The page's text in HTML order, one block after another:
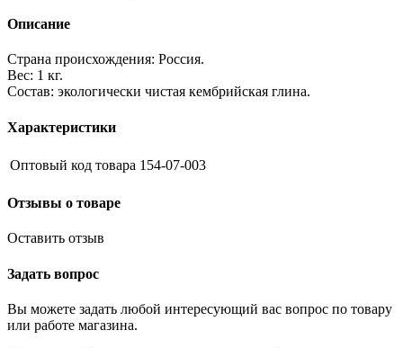
Описание
Страна происхождения: Россия.
Вес: 1 кг.
Состав: экологически чистая кембрийская глина.
Характеристики
Оптовый код товара 154-07-003
Отзывы о товаре
Оставить отзыв
Задать вопрос
Вы можете задать любой интересующий вас вопрос по товару
или работе магазина.